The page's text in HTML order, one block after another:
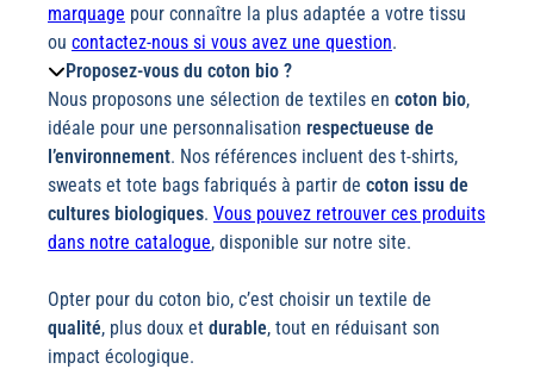
marquage pour connaître la plus adaptée a votre tissu
ou contactez-nous si vous avez une question.
Proposez-vous du coton bio ?
Nous proposons une sélection de textiles en coton bio,
idéale pour une personnalisation respectueuse de
l’environnement. Nos références incluent des t-shirts,
sweats et tote bags fabriqués à partir de coton issu de
cultures biologiques. Vous pouvez retrouver ces produits
dans notre catalogue, disponible sur notre site.
Opter pour du coton bio, c’est choisir un textile de
qualité, plus doux et durable, tout en réduisant son
impact écologique.